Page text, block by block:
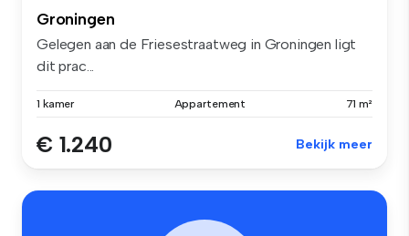
Groningen
Gelegen aan de Friesestraatweg in Groningen ligt
dit prac...
1 kamer Appartement 71 m²
€ 1.240 Bekijk meer